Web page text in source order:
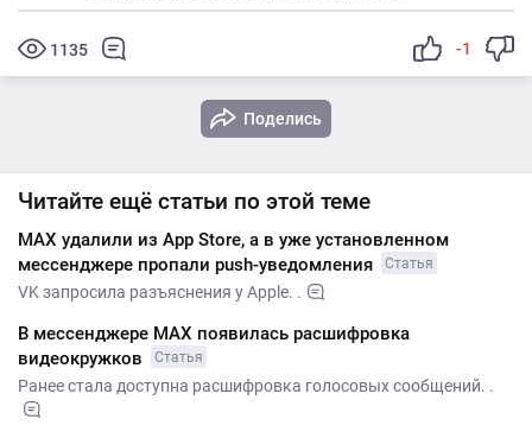
1135 -1
Поделись
Читайте ещё статьи по этой теме
MAX удалили из App Store, а в уже установленном
мессенджере пропали push-уведомления
Статья
VK запросила разъяснения у Apple. .
В мессенджере MAX появилась расшифровка
видеокружков
Статья
Ранее стала доступна расшифровка голосовых сообщений. .